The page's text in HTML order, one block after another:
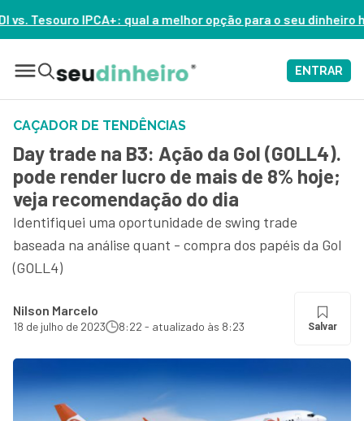
melhor opção para o seu dinheiro hoje? – ASSISTA AGORA
ENTRAR
CAÇADOR DE TENDÊNCIAS
Day trade na B3: Ação da Gol (GOLL4).
pode render lucro de mais de 8% hoje;
veja recomendação do dia
Identifiquei uma oportunidade de swing trade
baseada na análise quant - compra dos papéis da Gol
(GOLL4)
Nilson Marcelo
18 de julho de 2023 8:22 - atualizado às 8:23 Salvar